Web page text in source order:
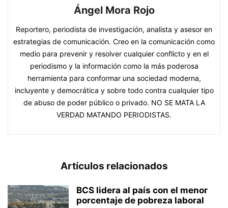
Ángel Mora Rojo
Reportero, periodista de investigación, analista y asesor en
estrategias de comunicación. Creo en la comunicación como
medio para prevenir y resolver cualquier conflicto y en el
periodismo y la información como la más poderosa
herramienta para conformar una sociedad moderna,
incluyente y democrática y sobre todo contra cualquier tipo
de abuso de poder público o privado. NO SE MATA LA
VERDAD MATANDO PERIODISTAS.
Artículos relacionados
BCS lidera al país con el menor
porcentaje de pobreza laboral